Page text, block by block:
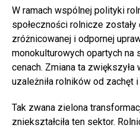
W ramach wspólnej polityki
społeczności rolnicze
zróżnicowanej i odpornej
monokulturowych opartych na
cenach. Zmiana ta
uzależniła rolników od zachęt
Tak zwana zielona
zniekształciła ten sektor.